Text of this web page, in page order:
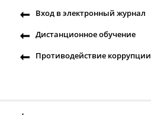
Вход в электронный журнал
Дистанционное обучение
Противодействие коррупции